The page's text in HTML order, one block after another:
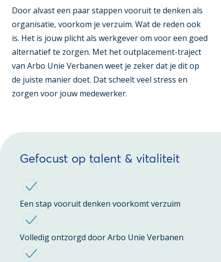
Door alvast een paar stappen vooruit te denken als
organisatie, voorkom je verzuim. Wat de reden ook
is. Het is jouw plicht als werkgever om voor een goed
alternatief te zorgen. Met het outplacement-traject
van Arbo Unie Verbanen weet je zeker dat je dit op
de juiste manier doet. Dat scheelt veel stress en
zorgen voor jouw medewerker.
Gefocust op talent & vitaliteit
Een stap vooruit denken voorkomt verzuim
Volledig ontzorgd door Arbo Unie Verbanen